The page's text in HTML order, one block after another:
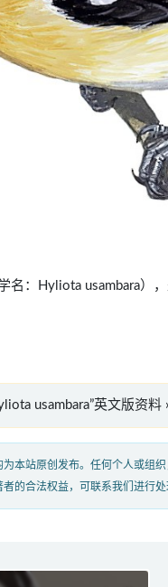
名：Hyliota usambara
usambara”英文版资料
本站原创发布。任何个人或组
的合法权益，可联系我们进行处